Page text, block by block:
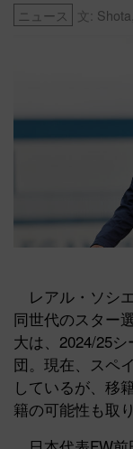
ニュース 文: Shota
レアル・ソシ
同世代のスター
大は、2024/25
団。現在、スペ
しているが、移
籍の可能性も取